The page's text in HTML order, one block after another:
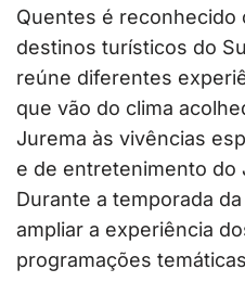
Quentes é reconhecido
destinos turísticos do
reúne diferentes
que vão do clima
Jurema às vivências
e de entretenimento do
Durante a temporada
ampliar a experiência
programações